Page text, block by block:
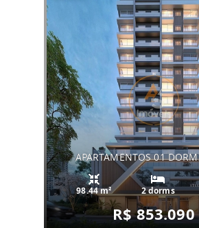
APARTAMENTOS 01
98.44 m² 2 dorms
R$ 853.090